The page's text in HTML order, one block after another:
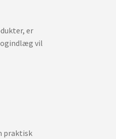
er
vil
praktisk